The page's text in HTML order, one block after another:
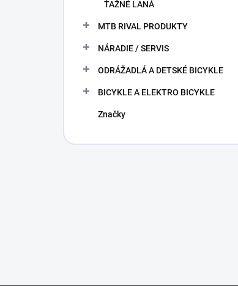
ŤAŽNÉ LANÁ
MTB RIVAL PRODUKTY
NÁRADIE / SERVIS
ODRÁŽADLÁ A DETSKÉ BICYKLE
BICYKLE A ELEKTRO BICYKLE
Značky